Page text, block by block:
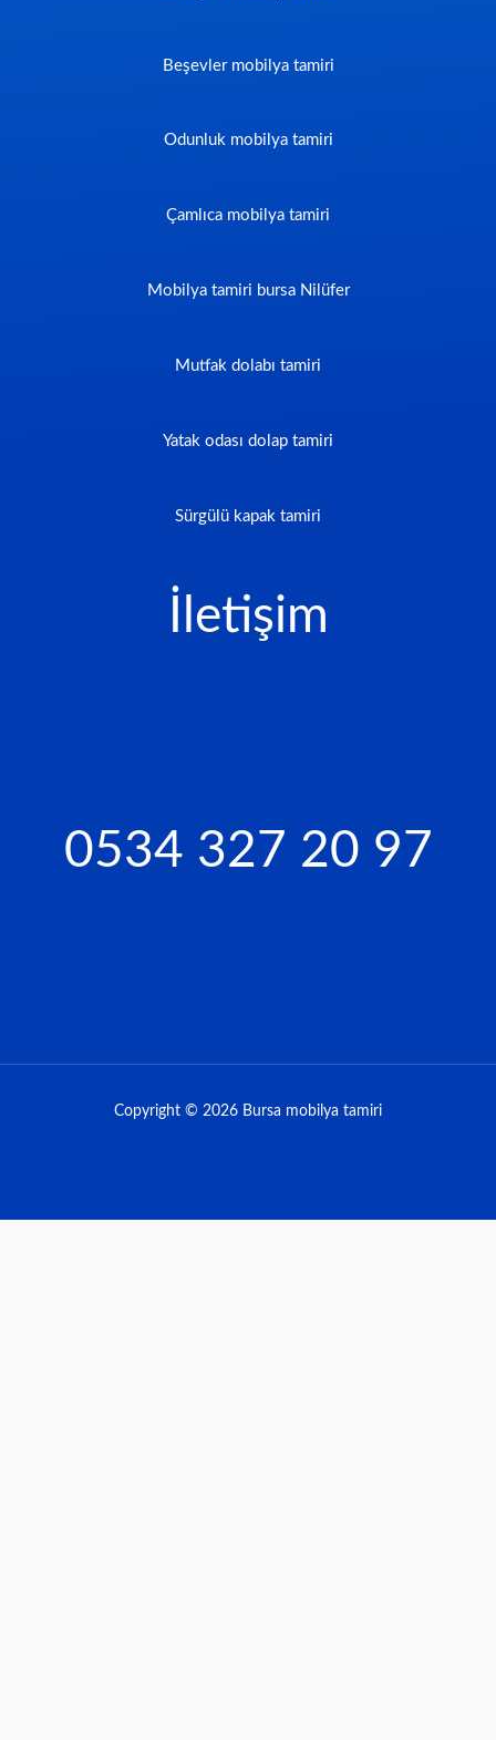
Beşevler mobilya tamiri
Odunluk mobilya tamiri
Çamlıca mobilya tamiri
Mobilya tamiri bursa Nilüfer
Mutfak dolabı tamiri
Yatak odası dolap tamiri
Sürgülü kapak tamiri
İletişim
0534 327 20 97
Copyright © 2026 Bursa mobilya tamiri